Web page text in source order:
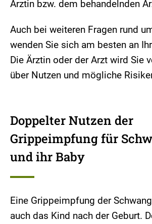
Ärztin bzw. dem behandelnden
Auch bei weiteren Fragen rund
wenden Sie sich am besten an
Die Ärztin oder der Arzt wird Sie
über Nutzen und mögliche
Doppelter Nutzen der
Grippeimpfung für
und ihr Baby
Eine Grippeimpfung der
auch das Kind nach der Geburt.